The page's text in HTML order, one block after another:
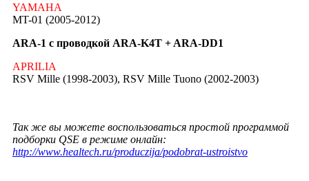
YAMAHA
MT-01 (2005-2012)
ARA-1 с проводкой ARA-K4T + ARA-DD1
APRILIA
RSV Mille (1998-2003), RSV Mille Tuono (2002-2003)
Так же вы можете воспользоваться простой программой
подборки QSE в режиме онлайн:
http://www.healtech.ru/produczija/podobrat-ustroistvo